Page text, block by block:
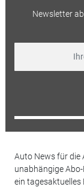
Newsletter
Auto News für die
unabhängige
ein tagesaktuelles